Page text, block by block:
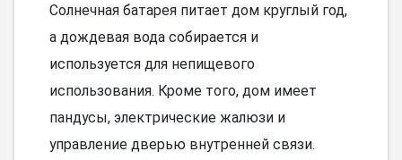
Солнечная батарея питает дом круглый год,
а дождевая вода собирается и
используется для непищевого
использования. Кроме того, дом имеет
пандусы, электрические жалюзи и
управление дверью внутренней связи.